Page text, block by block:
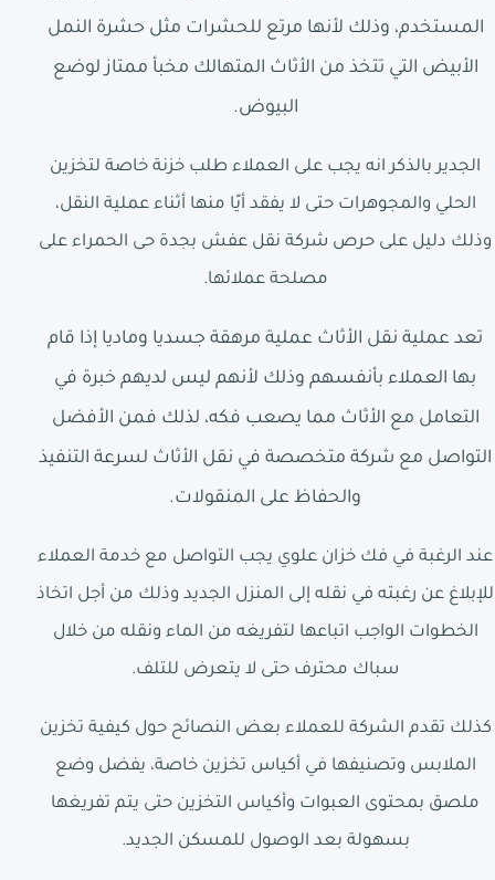
المستخدم، وذلك لأنها مرتع للحشرات مثل حشرة النمل
الأبيض التي تتخذ من الأثاث المتهالك مخبأ ممتاز لوضع
البيوض.
الجدير بالذكر انه يجب على العملاء طلب خزنة خاصة لتخزين
الحلي والمجوهرات حتى لا يفقد أيًا منها أثناء عملية النقل،
وذلك دليل على حرص شركة نقل عفش بجدة حى الحمراء على
مصلحة عملائها.
تعد عملية نقل الأثاث عملية مرهقة جسديا وماديا إذا قام
بها العملاء بأنفسهم وذلك لأنهم ليس لديهم خبرة في
التعامل مع الأثاث مما يصعب فكه، لذلك فمن الأفضل
التواصل مع شركة متخصصة في نقل الأثاث لسرعة التنفيذ
والحفاظ على المنقولات.
عند الرغبة في فك خزان علوي يجب التواصل مع خدمة العملاء
للإبلاغ عن رغبته في نقله إلى المنزل الجديد وذلك من أجل اتخاذ
الخطوات الواجب اتباعها لتفريغه من الماء ونقله من خلال
سباك محترف حتى لا يتعرض للتلف.
كذلك تقدم الشركة للعملاء بعض النصائح حول كيفية تخزين
الملابس وتصنيفها في أكياس تخزين خاصة، يفضل وضع
ملصق بمحتوى العبوات وأكياس التخزين حتى يتم تفريغها
بسهولة بعد الوصول للمسكن الجديد.